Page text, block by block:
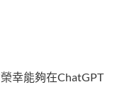
幸能夠在ChatGPT